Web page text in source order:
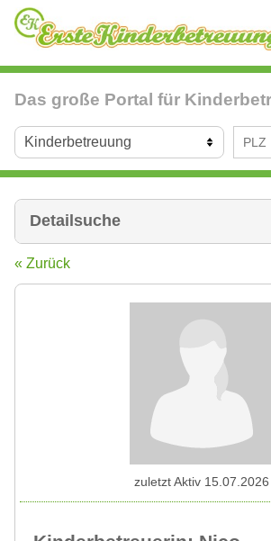
Das große Portal für
Detailsuche
« Zurück
zuletzt Aktiv 15.07.2026